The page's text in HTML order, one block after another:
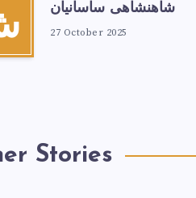
شاهنشاهی ساسانیان
27 October 2025
Stories